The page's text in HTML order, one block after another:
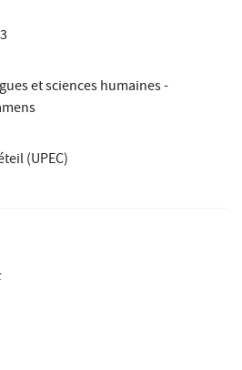
et sciences humaines -
(UPEC)